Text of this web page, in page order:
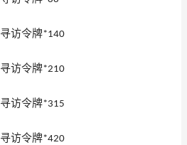
寻访令牌*140
寻访令牌*210
寻访令牌*315
寻访令牌*420